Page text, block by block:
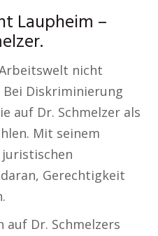
Laupheim –
nicht
Diskriminierung
auf Dr. Schmelzer als
Mit seinem
Gerechtigkeit
Dr. Schmelzers